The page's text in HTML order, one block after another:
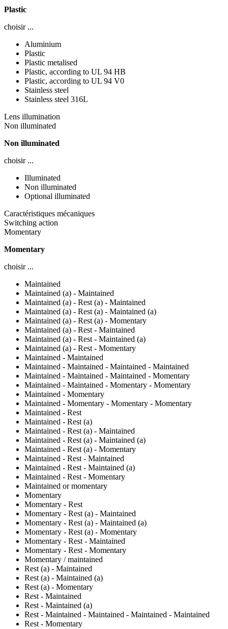
Plastic
choisir ...
Aluminium
Plastic
Plastic metalised
Plastic, according to UL 94 HB
Plastic, according to UL 94 V0
Stainless steel
Stainless steel 316L
Lens illumination
Non illuminated
Non illuminated
choisir ...
Illuminated
Non illuminated
Optional illuminated
Caractéristiques mécaniques
Switching action
Momentary
Momentary
choisir ...
Maintained
Maintained (a) - Maintained
Maintained (a) - Rest (a) - Maintained
Maintained (a) - Rest (a) - Maintained (a)
Maintained (a) - Rest (a) - Momentary
Maintained (a) - Rest - Maintained
Maintained (a) - Rest - Maintained (a)
Maintained (a) - Rest - Momentary
Maintained - Maintained
Maintained - Maintained - Maintained - Maintained
Maintained - Maintained - Maintained - Momentary
Maintained - Maintained - Momentary - Momentary
Maintained - Momentary
Maintained - Momentary - Momentary - Momentary
Maintained - Rest
Maintained - Rest (a)
Maintained - Rest (a) - Maintained
Maintained - Rest (a) - Maintained (a)
Maintained - Rest (a) - Momentary
Maintained - Rest - Maintained
Maintained - Rest - Maintained (a)
Maintained - Rest - Momentary
Maintained or momentary
Momentary
Momentary - Rest
Momentary - Rest (a) - Maintained
Momentary - Rest (a) - Maintained (a)
Momentary - Rest (a) - Momentary
Momentary - Rest - Maintained
Momentary - Rest - Momentary
Momentary / maintained
Rest (a) - Maintained
Rest (a) - Maintained (a)
Rest (a) - Momentary
Rest - Maintained
Rest - Maintained (a)
Rest - Maintained - Maintained - Maintained - Maintained
Rest - Momentary